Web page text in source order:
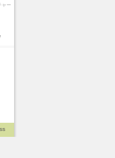
ャー
ss